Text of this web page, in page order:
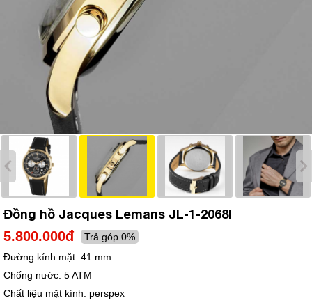
Đồng hồ Jacques Lemans JL-1-2068I
5.800.000đ
Trả góp 0%
Đường kính mặt: 41 mm
Chống nước: 5 ATM
Chất liệu mặt kính: perspex